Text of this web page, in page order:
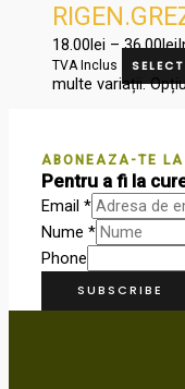
18.00lei – 36.00lei
TVA Inclus
multe variații.
ABONEAZA-TE LA
Pentru a fi la
Nume *
Email *
Phone
SUBSCRIBE